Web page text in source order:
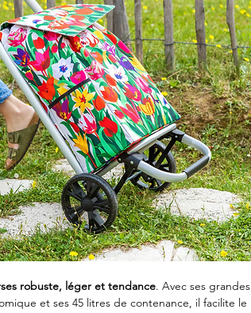
robuste, léger et tendance. Avec ses grandes
et ses 45 litres de contenance, il facilite le